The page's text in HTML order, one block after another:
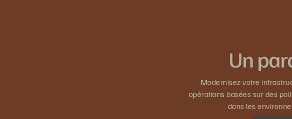
Un
Modernisez votre
opérations basées sur des
dans les